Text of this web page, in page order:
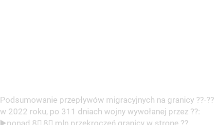
Podsumowanie przepływów migracyjnych na granicy ??-??
w 2022 roku, po 311 dniach wojny wywołanej przez ??:
▶️ponad 8⃣,8⃣ mln przekroczeń granicy w stronę ??